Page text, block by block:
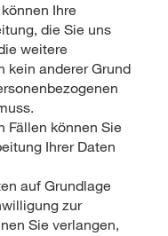
Ihre
die Sie uns
weitere
kein anderer Grund
Fällen können Sie
Ihrer Daten
auf Grundlage
zur
Sie verlangen,